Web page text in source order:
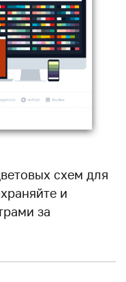
схем для
и
за